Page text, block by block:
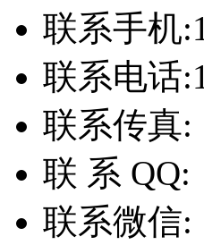
联系手机:
联系电话:
联系传真:
联 系 QQ:
联系微信: